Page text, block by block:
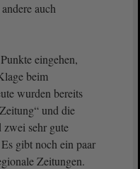
auch
eingehen,
beim
wurden bereits
und die
zwei sehr gute
gibt noch ein paar
Zeitungen.